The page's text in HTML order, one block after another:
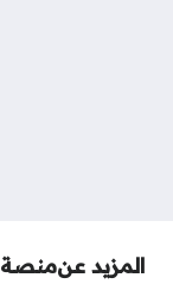
المزيد عن